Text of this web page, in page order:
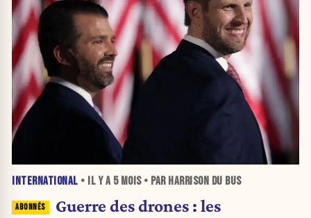
INTERNATIONAL • IL Y A 5 MOIS• PAR HARRISON DU BUS
Guerre des drones : les